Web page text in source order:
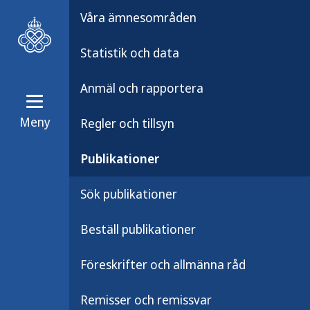
Meny
Våra ämnesområden
Statistik och data
Anmäl och rapportera
Regler och tillsyn
Publikationer
Sök publikationer
Beställ publikationer
Föreskrifter och allmänna råd
Remisser och remissvar
Publikationer
Sverige –
Detta faktablad ger en lägesbild
fysisk aktivitet. Faktabladen ger
samhället som är involverade i
samhällsplanering, olika